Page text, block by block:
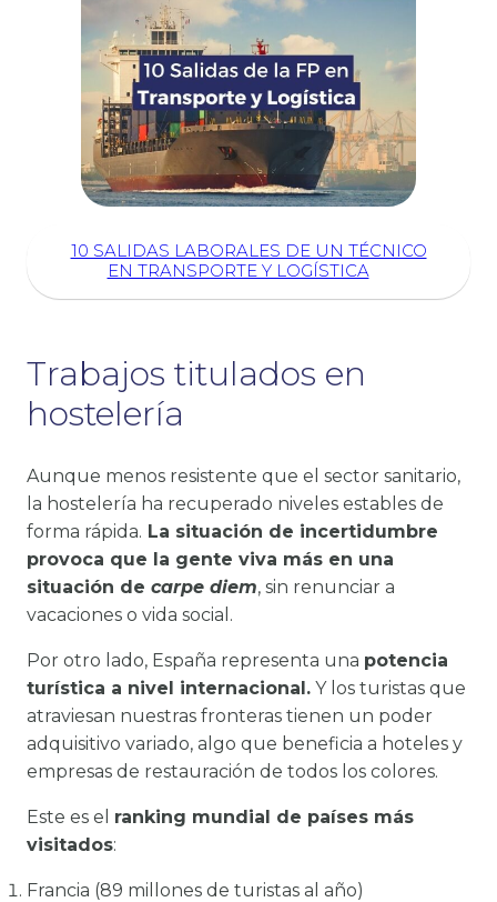
10 SALIDAS LABORALES DE UN TÉCNICO
EN TRANSPORTE Y LOGÍSTICA
Trabajos titulados en
hostelería
Aunque menos resistente que el sector sanitario,
la hostelería ha recuperado niveles estables de
forma rápida. La situación de incertidumbre
provoca que la gente viva más en una
situación de carpe diem, sin renunciar a
vacaciones o vida social.
Por otro lado, España representa una potencia
turística a nivel internacional. Y los turistas que
atraviesan nuestras fronteras tienen un poder
adquisitivo variado, algo que beneficia a hoteles y
empresas de restauración de todos los colores.
Este es el ranking mundial de países más
visitados:
Francia (89 millones de turistas al año)